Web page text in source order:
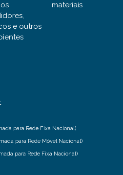
e outros
materiais
para Rede Fixa Nacional)
para Rede Móvel Nacional)
para Rede Fixa Nacional)